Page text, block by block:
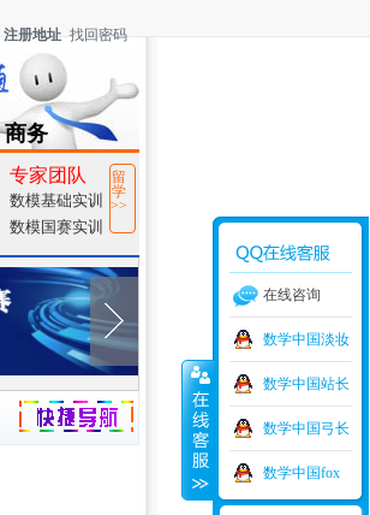
注册地址 找回密码
商务
Special
专家团队
数模基础实训
数模国赛实训
留
学
>>
捷导航
在线咨询
数学中国淡妆
数学中国站长
数学中国弓长
数学中国fox